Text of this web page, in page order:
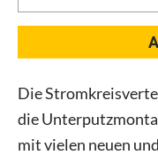
UK648N3
48PLE
m.Tür
2CPX031372R9999
quantity
Die
die
mit vielen neuen